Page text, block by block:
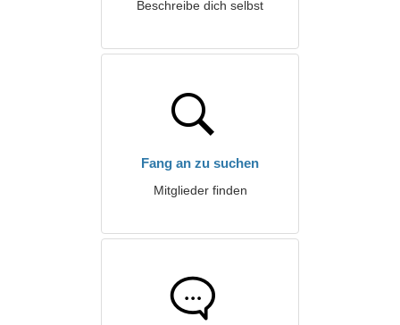
Beschreibe dich selbst
Fang an zu suchen
Mitglieder finden